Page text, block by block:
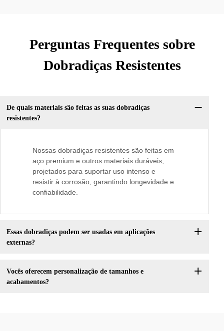
Perguntas Frequentes sobre
Dobradiças Resistentes
De quais materiais são feitas as suas dobradiças
resistentes?
Nossas dobradiças resistentes são feitas em
aço premium e outros materiais duráveis,
projetados para suportar uso intenso e
resistir à corrosão, garantindo longevidade e
confiabilidade.
Essas dobradiças podem ser usadas em aplicações
externas?
Vocês oferecem personalização de tamanhos e
acabamentos?